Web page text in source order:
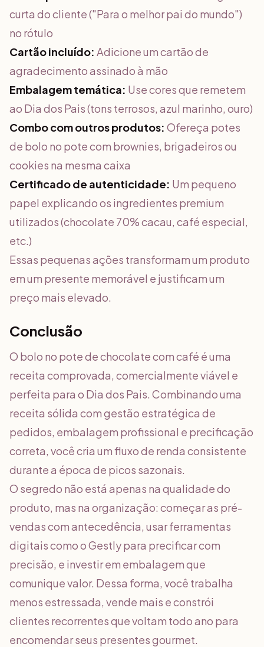
curta do cliente ("Para o melhor pai do mundo")
no rótulo
Cartão incluído: Adicione um cartão de
agradecimento assinado à mão
Embalagem temática: Use cores que remetem
ao Dia dos Pais (tons terrosos, azul marinho, ouro)
Combo com outros produtos: Ofereça potes
de bolo no pote com brownies, brigadeiros ou
cookies na mesma caixa
Certificado de autenticidade: Um pequeno
papel explicando os ingredientes premium
utilizados (chocolate 70% cacau, café especial,
etc.)
Essas pequenas ações transformam um produto
em um presente memorável e justificam um
preço mais elevado.
Conclusão
O bolo no pote de chocolate com café é uma
receita comprovada, comercialmente viável e
perfeita para o Dia dos Pais. Combinando uma
receita sólida com gestão estratégica de
pedidos, embalagem profissional e precificação
correta, você cria um fluxo de renda consistente
durante a época de picos sazonais.
O segredo não está apenas na qualidade do
produto, mas na organização: começar as pré-
vendas com antecedência, usar ferramentas
digitais como o Gestly para precificar com
precisão, e investir em embalagem que
comunique valor. Dessa forma, você trabalha
menos estressada, vende mais e constrói
clientes recorrentes que voltam todo ano para
encomendar seus presentes gourmet.